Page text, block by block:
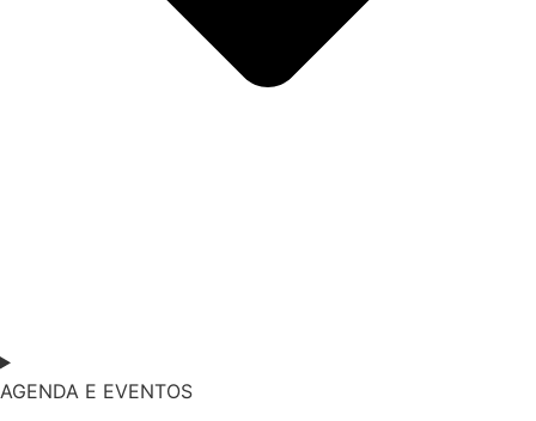
AGENDA E EVENTOS